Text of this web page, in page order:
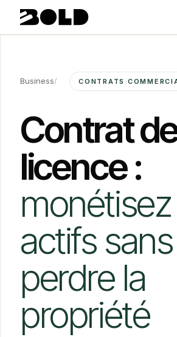
Business/ CONTRATS
Contrat
licence :
actifs
perdre la
propriété